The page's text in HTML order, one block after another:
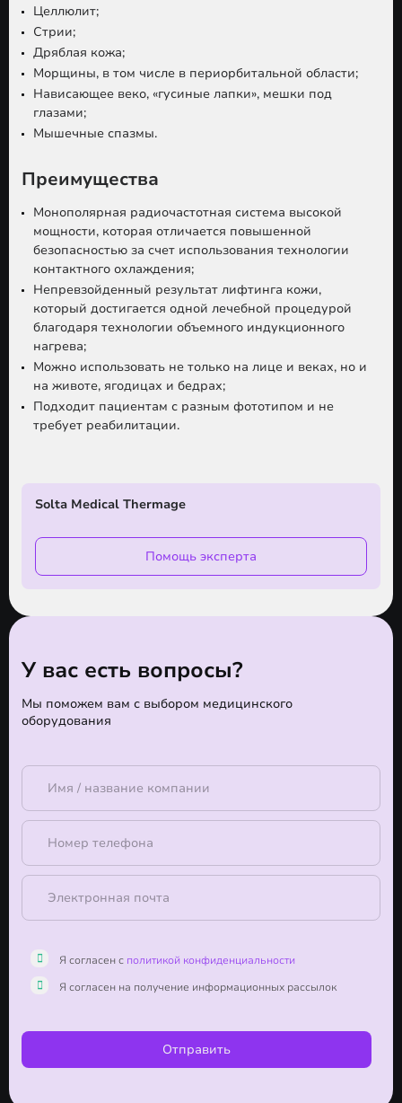
Целлюлит;
Стрии;
Дряблая кожа;
Морщины, в том числе в периорбитальной области;
Нависающее веко, «гусиные лапки», мешки под
глазами;
Мышечные спазмы.
Преимущества
Монополярная радиочастотная система высокой
мощности, которая отличается повышенной
безопасностью за счет использования технологии
контактного охлаждения;
Непревзойденный результат лифтинга кожи,
который достигается одной лечебной процедурой
благодаря технологии объемного индукционного
нагрева;
Можно использовать не только на лице и веках, но и
на животе, ягодицах и бедрах;
Подходит пациентам с разным фототипом и не
требует реабилитации.
Solta Medical Thermage
Помощь эксперта
У вас есть вопросы?
Мы поможем вам с выбором медицинского
оборудования
Отправить
Я согласен с политикой конфиденциальности
Я согласен на получение информационных рассылок